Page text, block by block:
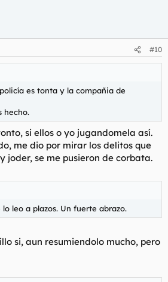
#10
es tonta y la compañia de
hecho.
si ellos o yo jugandomela así.
me dio por mirar los delitos que
joder, se me pusieron de corbata.
leo a plazos. Un fuerte abrazo.
si, aun resumiendolo mucho, pero